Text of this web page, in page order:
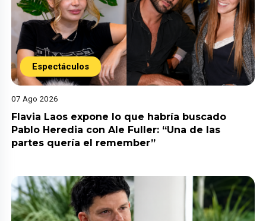
Espectáculos
07 Ago 2026
Flavia Laos expone lo que habría buscado
Pablo Heredia con Ale Fuller: “Una de las
partes quería el remember”